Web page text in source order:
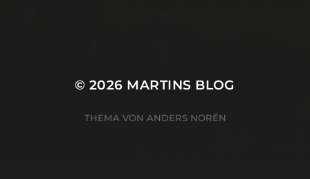
© 2026 MARTINS BLOG
THEMA VON ANDERS NORÉN